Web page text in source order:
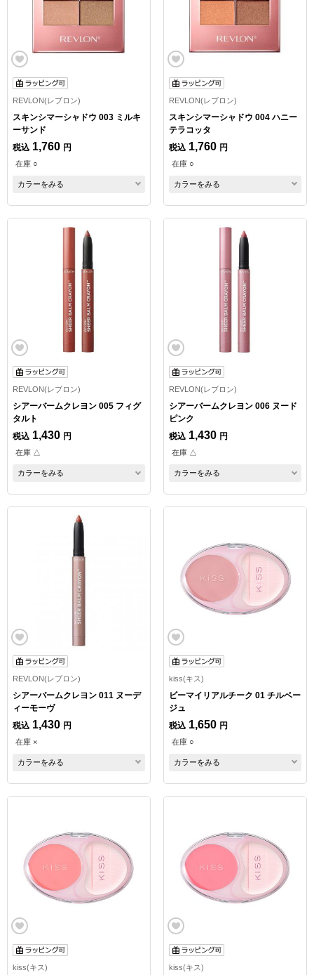
REVLON(レブロン)
スキンシマーシャドウ 003 ミルキ
ーサンド
税込 1,760 円
在庫 ○
カラーをみる
REVLON(レブロン)
スキンシマーシャドウ 004 ハニー
テラコッタ
税込 1,760 円
在庫 ○
カラーをみる
REVLON(レブロン)
シアーバームクレヨン 005 フィグ
タルト
税込 1,430 円
在庫 △
カラーをみる
REVLON(レブロン)
シアーバームクレヨン 006 ヌード
ピンク
税込 1,430 円
在庫 △
カラーをみる
REVLON(レブロン)
シアーバームクレヨン 011 ヌーデ
ィーモーヴ
税込 1,430 円
在庫 ×
カラーをみる
kiss(キス)
ビーマイリアルチーク 01 チルベー
ジュ
税込 1,650 円
在庫 ○
カラーをみる
kiss(キス) kiss(キス)